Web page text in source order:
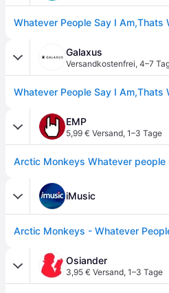
Whatever People Say I Am,Thats
Galaxus
Versandkostenfrei, 4–7
EMP
5,99 € Versand, 1–3 Tage
iMusic
Osiander
3,95 € Versand, 1–3 Tage